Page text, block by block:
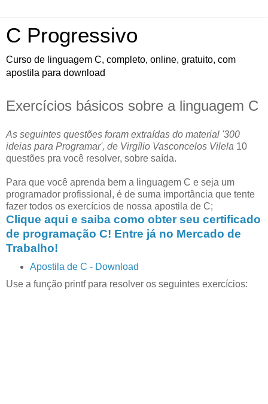
C Progressivo
Curso de linguagem C, completo, online, gratuito, com
apostila para download
Exercícios básicos sobre a linguagem C
As seguintes questões foram extraídas do material '300
ideias para Programar', de Virgílio Vasconcelos Vilela 10
questões pra você resolver, sobre saída.
Para que você aprenda bem a linguagem C e seja um
programador profissional, é de suma importância que tente
fazer todos os exercícios de nossa apostila de C;
Clique aqui e saiba como obter seu certificado
de programação C! Entre já no Mercado de
Trabalho!
Apostila de C - Download
Use a função printf para resolver os seguintes exercícios: